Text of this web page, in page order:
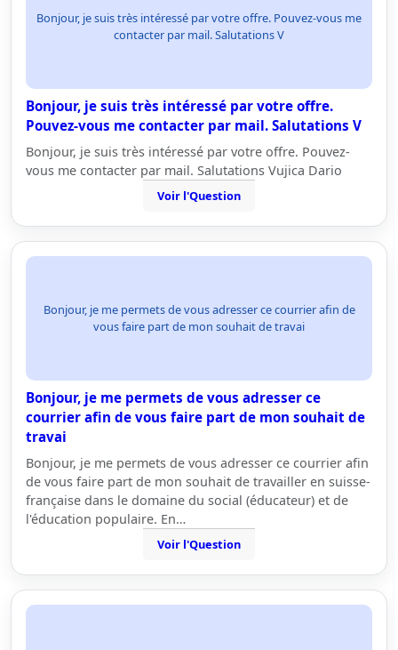
Bonjour, je suis très intéressé par votre offre. Pouvez-vous me
contacter par mail. Salutations V
Bonjour, je suis très intéressé par votre offre.
Pouvez-vous me contacter par mail. Salutations V
Bonjour, je suis très intéressé par votre offre. Pouvez-
vous me contacter par mail. Salutations Vujica Dario
Voir l'Question
Bonjour, je me permets de vous adresser ce courrier afin de
vous faire part de mon souhait de travai
Bonjour, je me permets de vous adresser ce
courrier afin de vous faire part de mon souhait de
travai
Bonjour, je me permets de vous adresser ce courrier afin
de vous faire part de mon souhait de travailler en suisse-
française dans le domaine du social (éducateur) et de
l'éducation populaire. En…
Voir l'Question